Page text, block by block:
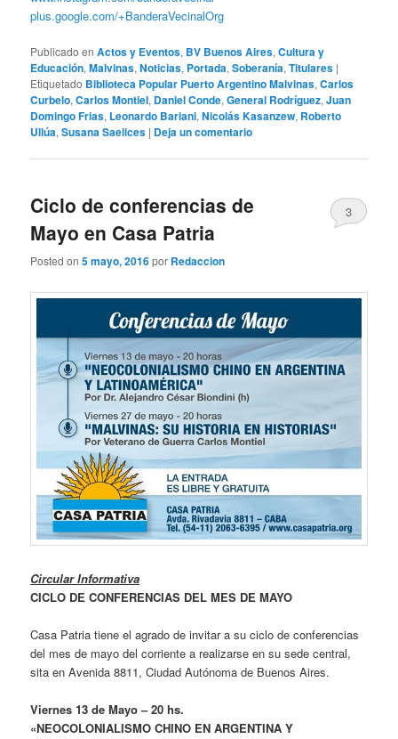
plus.google.com/+BanderaVecinalOrg
Publicado en Actos y Eventos, BV Buenos Aires,Cultura y
Educación,Malvinas,Noticias, Portada,Soberanía,Titulares |
Etiquetado Biblioteca Popular Puerto Argentino Malvinas,Carlos
Curbelo,Carlos Montiel, Daniel Conde,General Rodríguez,Juan
Domingo Frias, Leonardo Bariani,Nicolás Kasanzew, Roberto
Ullúa,Susana Saelices | Deja un comentario
Ciclo de conferencias de
Mayo en Casa Patria
Posted on5 mayo, 2016por Redaccion
3
Circular Informativa
CICLO DE CONFERENCIAS DEL MES DE MAYO
Casa Patria tiene el agrado de invitar a su ciclo de conferencias
del mes de mayo del corriente a realizarse en su sede central,
sita en Avenida 8811, Ciudad Autónoma de Buenos Aires.
Viernes 13 de Mayo – 20 hs.
«NEOCOLONIALISMO CHINO EN ARGENTINA Y